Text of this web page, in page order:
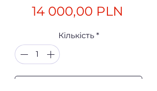
14 000,00 PLN
Кількість *